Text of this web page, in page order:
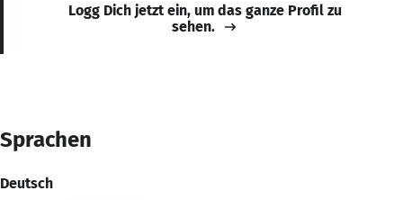
Logg Dich jetzt ein, um das ganze Profil zu
sehen.
Sprachen
Deutsch